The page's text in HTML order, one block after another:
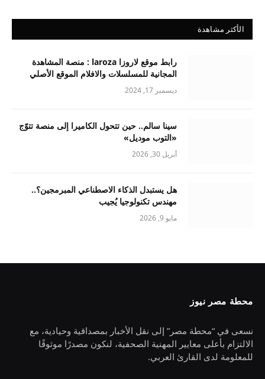
الأكثر مشاهدة
رابط موقع لاروزا laroza : منصة المشاهدة
المجانية للمسلسلات والافلام الموقع الأصلي
ديسمبر 17, 2024
سينا سالم.. حين تتحول الكاميرا إلى منصة تتوّج
«التوب موديل»
أبريل 30, 2026
هل يستبدل الذكاء الاصطناعي المبرمجين؟..
مهندس تكنولوجيا يُجيب
مايو 9, 2026
محطة مصر نيوز
نسعى في “محطة مصر” إلى نقل الأخبار بمصداقية وحيادية، مع
الالتزام بأعلى معايير المهنية الصحفية، لنكون مصدرًا موثوقًا
للمعلومة لدى القارئ العربي.